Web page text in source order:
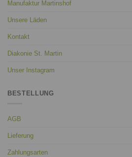
Manufaktur Martinshof
Unsere Läden
Kontakt
Diakonie St. Martin
Unser Instagram
BESTELLUNG
AGB
Lieferung
Zahlungsarten